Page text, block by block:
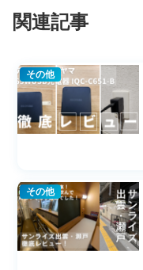
関連記事
その他
その他